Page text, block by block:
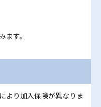
す。
より加入保険が異なりま